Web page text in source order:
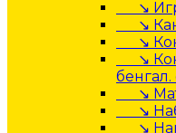
↘
↘
↘
↘
бенгал.
↘
↘
↘